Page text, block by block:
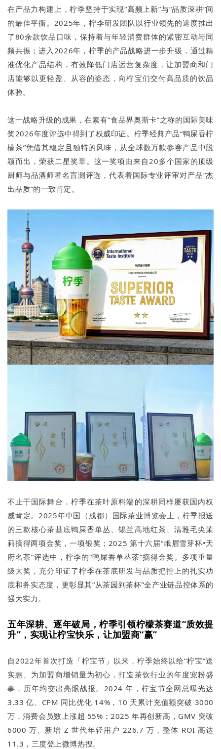
在产品力构建上，柠季坚持于实现“高频上新”与“品质深耕”间
的最佳平衡。2025年，柠季研发团队以行业领先的速度推出
了80余款饮品口味，保持着与年轻消费群体的紧密互动与同
频共振；进入2026年，柠季的产品战略进一步升级，通过精
准优化产品结构，有效降低门店运营复杂度，让加盟商和门
店能够以更轻盈、从容的姿态，向柠宝们交付高品质的饮品
体验。
这一战略升级的成果，在素有“食品界奥斯卡”之称的国际美味
奖2026年度评选中得到了权威印证。柠季经典产品“鸭屎香柠
檬茶”凭借其稳定且独特的风味，从全球数万款参赛产品中脱
颖而出，荣获二星奖章。这一奖项由来自20多个国家的顶级
厨师与品酒师匿名盲测评选，代表着国际专业评审对产品“杰
出品质”的一致肯定。
不止于国际舞台，柠季在茶叶原料端的深耕同样屡获国内权
威肯定。2025年中国（成都）国际茶业博览会上，柠季报送
的三款核心茶基底鸭屎香单丛、锡兰高地红茶、清雅毛尖茉
莉摘得两项金奖，一项银奖；2025 第十六届“峨眉雪芽杯•天
府名茶”评选中，柠季的“鸭屎香单丛茶”摘得金奖。多项重量
级大奖，充分印证了柠季在茶底研发与品质把控上的扎实功
底和务实态度，更彰显其“从茶园到茶杯”全产业链品控体系的
强大实力。
五年深耕、逐年破局，柠季引领柠檬茶赛道“质效提
升”，实现让柠宝快乐，让加盟商“赢”
自2022年首次打造「柠宝节」以来，柠季始终以给“柠宝”送
实惠、为加盟商增销量为初心，打造茶饮行业的年度宠粉盛
事，历年均交出亮眼战报。2024 年，柠宝节全网总曝光达
3.33 亿、CPM 同比优化 14%，10 天累计充值额突破 3000
万，消费会员数上涨超 55%；2025 年再创新高，GMV 突破
6000 万、新增 Z 世代年轻用户 226.7 万，整体 ROI 高达
11.3，三度登上微博热搜。